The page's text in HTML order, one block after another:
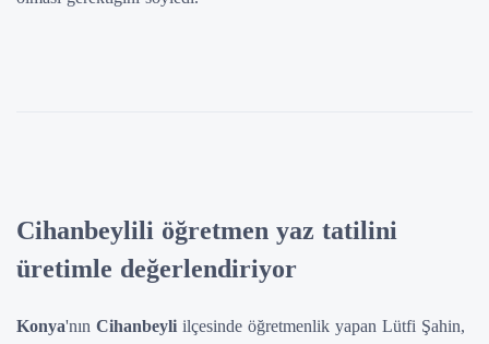
Cihanbeylili öğretmen yaz tatilini
üretimle değerlendiriyor
Konya'nın Cihanbeyli ilçesinde öğretmenlik yapan Lütfi Şahin,